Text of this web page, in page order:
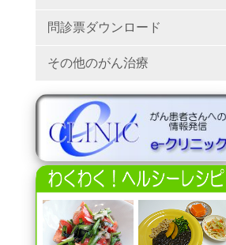
問診票ダウンロード
その他のがん治療